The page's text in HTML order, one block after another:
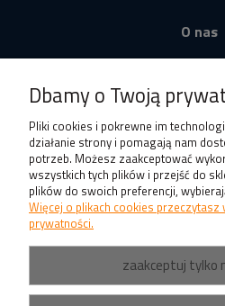
O nas
Dbamy o Twoją
Pliki cookies i pokrewne im
działanie strony i pomagają nam
potrzeb. Możesz zaakceptować
wszystkich tych plików i przejść do
plików do swoich preferencji,
Więcej o plikach cookies przeczytasz
prywatności.
zaakceptuj tylko